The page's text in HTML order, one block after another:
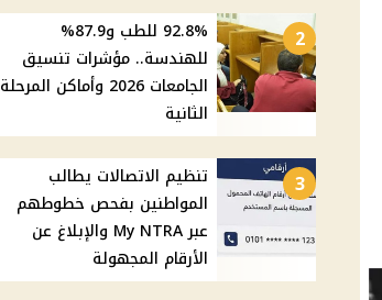
2
92.8% للطب و87.9%
للهندسة.. مؤشرات تنسيق
الجامعات 2026 وأماكن المرحلة
الثانية
3
تنظيم الاتصالات يطالب
المواطنين بفحص خطوطهم
عبر My NTRA والإبلاغ عن
الأرقام المجهولة